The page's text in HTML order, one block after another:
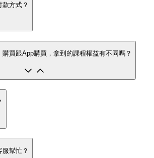
款方式？
買跟App購買，拿到的課程權益有不同嗎？
幫忙？